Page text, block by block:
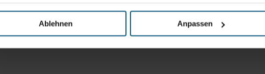
Ablehnen Anpassen